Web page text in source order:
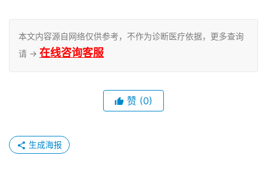
本文内容源自网络仅供参考，不作为诊断医疗依据，更多查询
请 → 在线咨询客服
赞 (0)
生成海报